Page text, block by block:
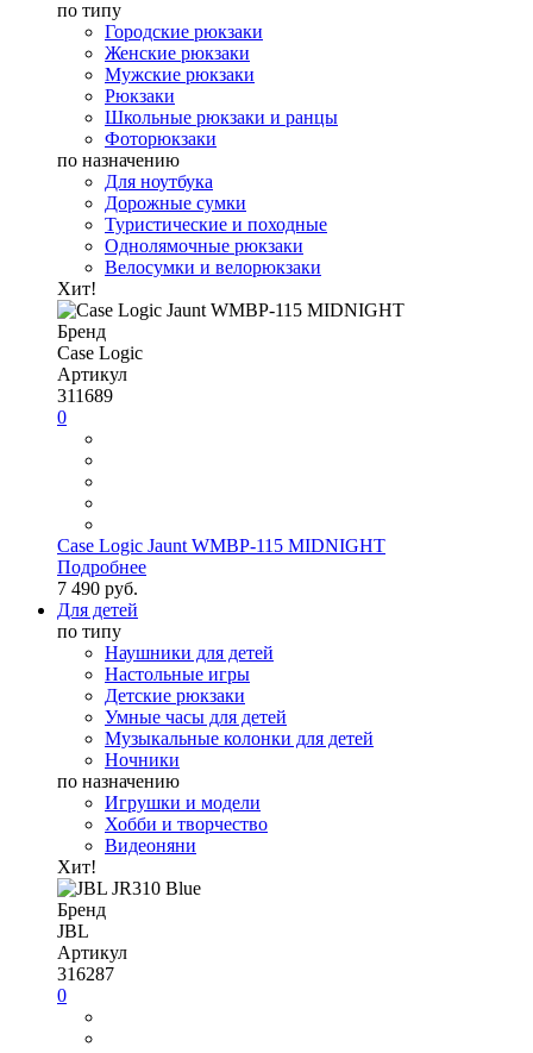
по типу
Городские рюкзаки
Женские рюкзаки
Мужские рюкзаки
Рюкзаки
Школьные рюкзаки и ранцы
Фоторюкзаки
по назначению
Для ноутбука
Дорожные сумки
Туристические и походные
Однолямочные рюкзаки
Велосумки и велорюкзаки
Хит!
Бренд
Case Logic
Артикул
311689
0
Case Logic Jaunt WMBP-115 MIDNIGHT
Подробнее
7 490 руб.
Для детей
по типу
Наушники для детей
Настольные игры
Детские рюкзаки
Умные часы для детей
Музыкальные колонки для детей
Ночники
по назначению
Игрушки и модели
Хобби и творчество
Видеоняни
Хит!
Бренд
JBL
Артикул
316287
0